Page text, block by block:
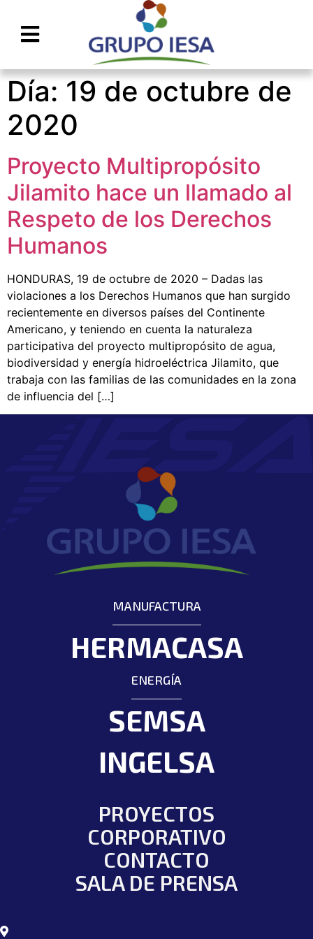
Día: 19 de octubre de
2020
Proyecto Multipropósito
Jilamito hace un llamado al
Respeto de los Derechos
Humanos
HONDURAS, 19 de octubre de 2020 – Dadas las
violaciones a los Derechos Humanos que han surgido
recientemente en diversos países del Continente
Americano, y teniendo en cuenta la naturaleza
participativa del proyecto multipropósito de agua,
biodiversidad y energía hidroeléctrica Jilamito, que
trabaja con las familias de las comunidades en la zona
de influencia del […]
MANUFACTURA
HERMACASA
ENERGÍA
SEMSA
INGELSA
PROYECTOS
CORPORATIVO
CONTACTO
SALA DE PRENSA